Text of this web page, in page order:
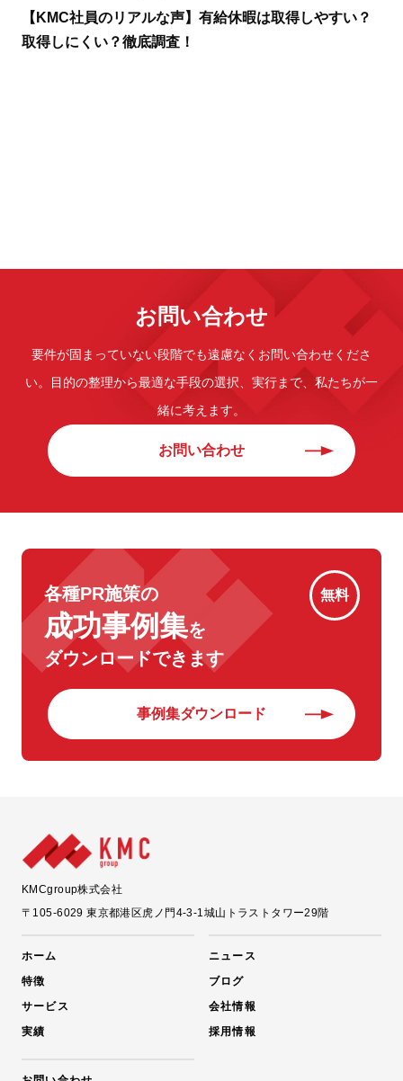
【KMC社員のリアルな声】有給休暇は取得しやすい？
取得しにくい？徹底調査！
お問い合わせ
要件が固まっていない段階でも遠慮なくお問い合わせくださ
い。
目的の整理から最適な手段の選択、実行まで、私たちが一
緒に考えます。
お問い合わせ
無料
各種PR施策の
成功事例集を
ダウンロードできます
事例集ダウンロード
KMCgroup株式会社
〒105-6029東京都港区虎ノ門4-3-1城山トラストタワー29階
ホーム
特徴
サービス
実績
ニュース
ブログ
会社情報
採用情報